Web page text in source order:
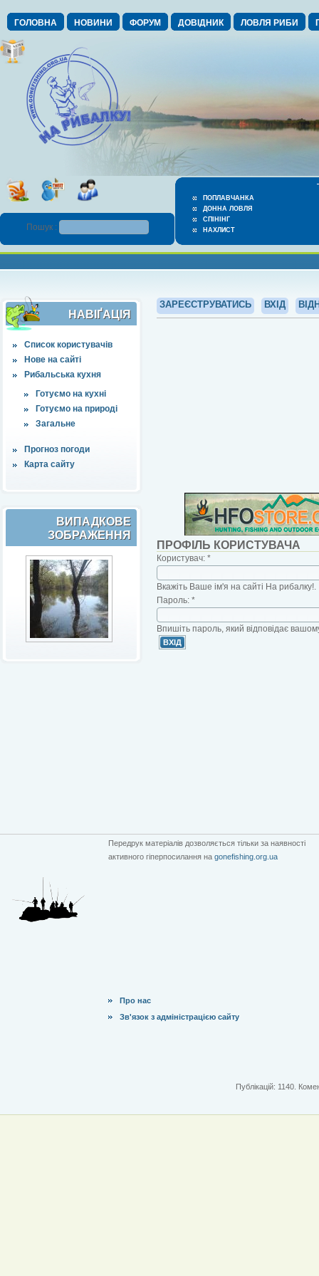
ГОЛОВНА НОВИНИ ФОРУМ ДОВІДНИК ЛОВЛЯ РИБИ
ПОПЛАВЧАНКА
ДОННА ЛОВЛЯ
СПІНІНГ
НАХЛИСТ
Пошук :
НАВІҐАЦІЯ
Список користувачів
Нове на сайті
Рибальська кухня
Готуємо на кухні
Готуємо на природі
Загальне
Прогноз погоди
Карта сайту
ВИПАДКОВЕ
ЗОБРАЖЕННЯ
ЗАРЕЄСТРУВАТИСЬ ВХІД
ПРОФІЛЬ КОРИСТУВАЧА
Користувач: *
Вкажіть Ваше ім'я на сайті На рибалку!.
Пароль: *
Впишіть пароль, який відповідає
Передрук матеріалів дозволяється тільки за наявності
активного гіперпосилання на gonefishing.org.ua
Про нас
Зв'язок з адміністрацією сайту
Публікацій: 1140.